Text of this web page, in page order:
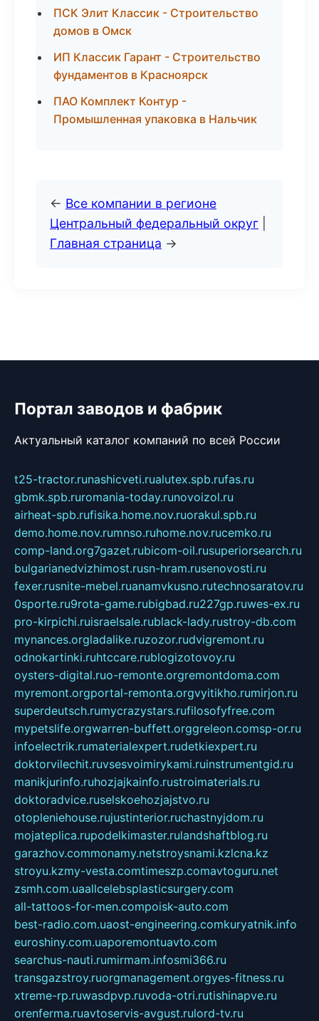
ПСК Элит Классик - Строительство
домов в Омск
ИП Классик Гарант - Строительство
фундаментов в Красноярск
ПАО Комплект Контур -
Промышленная упаковка в Нальчик
← Все компании в регионе
Центральный федеральный округ
Главная страница →
Портал заводов и фабрик
Актуальный каталог компаний по всей России
t25-tractor.runashicveti.rualutex.spb.rufas.ru
gbmk.spb.ruromania-today.runovoizol.ru
airheat-spb.rufisika.home.nov.ruorakul.spb.ru
demo.home.nov.rumnso.ruhome.nov.rucemko.ru
comp-land.org7gazet.rubicom-oil.rusuperiorsearch.ru
bulgarianedvizhimost.rusn-hram.rusenovosti.ru
fexer.rusnite-mebel.ruanamvkusno.rutechnosaratov.ru
0sporte.ru9rota-game.rubigbad.ru227gp.ruwes-ex.ru
pro-kirpichi.ruisraelsale.rublack-lady.rustroy-db.com
mynances.orgladalike.ruzozor.rudvigremont.ru
odnokartinki.ruhtccare.rublogizotovoy.ru
oysters-digital.ruo-remonte.orgremontdoma.com
myremont.orgportal-remonta.orgvyitikho.rumirjon.ru
superdeutsch.rumycrazystars.rufilosofyfree.com
mypetslife.orgwarren-buffett.orggreleon.comsp-or.ru
infoelectrik.rumaterialexpert.rudetkiexpert.ru
doktorvilechit.ruvsesvoimirykami.ruinstrumentgid.ru
manikjurinfo.ruhozjajkainfo.rustroimaterials.ru
doktoradvice.ruselskoehozjajstvo.ru
otopleniehouse.rujustinterior.ruchastnyjdom.ru
mojateplica.rupodelkimaster.rulandshaftblog.ru
garazhov.commonamy.netstroysnami.kzlcna.kz
stroyu.kzmy-vesta.comtimeszp.comavtoguru.net
zsmh.com.uaallcelebsplasticsurgery.com
all-tattoos-for-men.compoisk-auto.com
best-radio.com.uaost-engineering.comkuryatnik.info
euroshiny.com.uaporemontuavto.com
searchus-nauti.rumirmam.infosmi366.ru
transgazstroy.ruorgmanagement.orgyes-fitness.ru
xtreme-rp.ruwasdpvp.ruvoda-otri.rutishinapve.ru
orenferma.ruavtoservis-avgust.rulord-tv.ru